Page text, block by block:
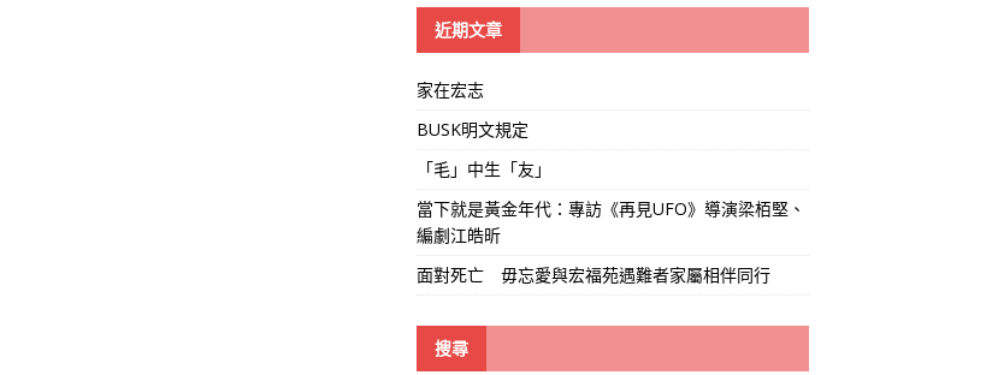
線
近期文章
家在宏志
BUSK明文規定
「毛」中生「友」
當下就是黃金年代：專訪《再見UFO》導演梁栢堅、
編劇江皓昕
面對死亡 毋忘愛與宏福苑遇難者家屬相伴同行
搜尋